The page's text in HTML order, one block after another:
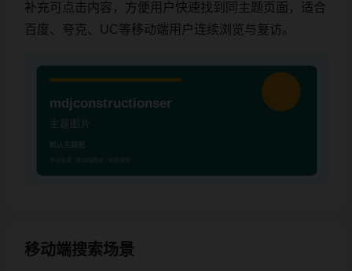
补充可点击内容，方便用户快速找到同主题页面，适合
百度、夸克、UC等移动端用户连续浏览与复访。
移动端搜索场景